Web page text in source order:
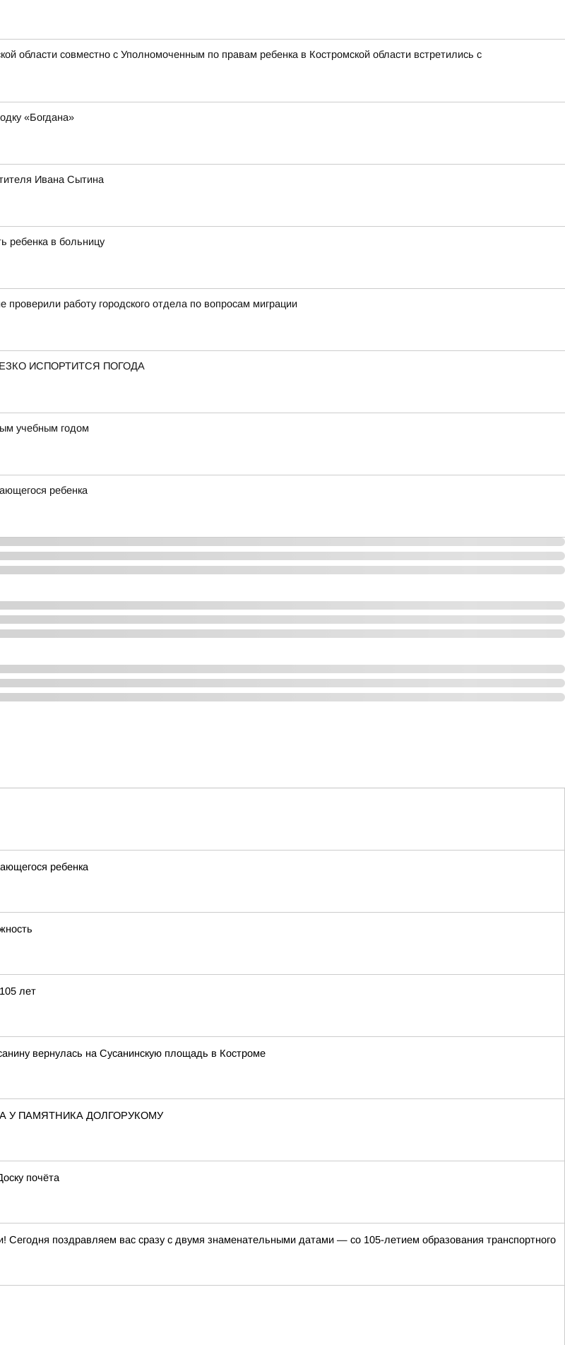
области совместно с Уполномоченным по правам ребенка в Костромской области встретились с
«Богдана»
Ивана Сытина
ребенка в больницу
работу городского отдела по вопросам миграции
ИСПОРТИТСЯ ПОГОДА
учебным годом
ребенка
ребенка
лет
вернулась на Сусанинскую площадь в Костроме
У ПАМЯТНИКА ДОЛГОРУКОМУ
почёта
Сегодня поздравляем вас сразу с двумя знаменательными датами — со 105-летием образования транспортного